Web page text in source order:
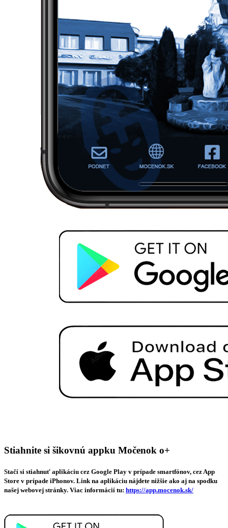
Stiahnite si šikovnú appku Močenok o+
Stačí si stiahnuť aplikáciu cez Google Play v prípade smartfónov, cez App
Store v prípade iPhonov. Link na aplikáciu nájdete nižšie ako aj na spodku
našej webovej stránky. Viac informácií tu: https://app.mocenok.sk/